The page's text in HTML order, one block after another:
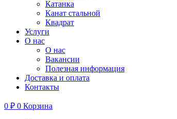
Катанка
Канат стальной
Квадрат
Услуги
О нас
О нас
Вакансии
Полезная информация
Доставка и оплата
Контакты
0 ₽ 0 Корзина